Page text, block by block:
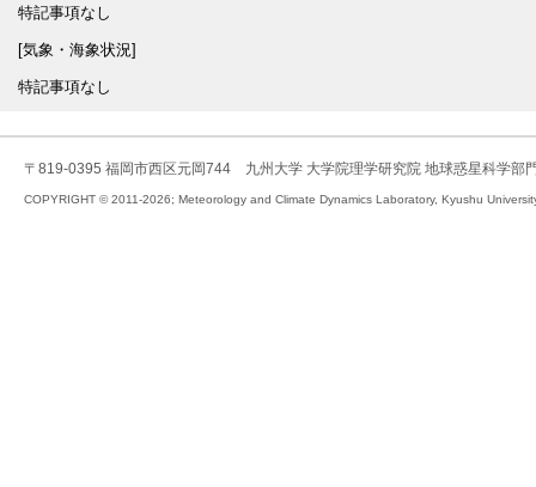
特記事項なし
[気象・海象状況]
特記事項なし
〒819-0395 福岡市西区元岡744 九州大学 大学院理学研究院 地球惑星科学部
COPYRIGHT © 2011-2026; Meteorology and Climate Dynamics Laboratory, Kyushu